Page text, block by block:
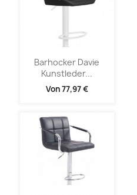
Barhocker Davie
Kunstleder...
Von77,97 €